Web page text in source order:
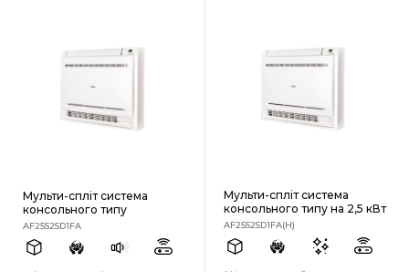
Мульти-спліт система
консольного типу
AF25S2SD1FA
Мульти-спліт система
консольного типу на 2,5 кВт
AF25S2SD1FA(H)